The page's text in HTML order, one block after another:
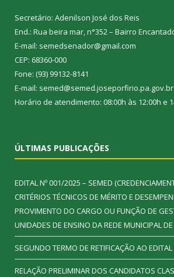
Secretário: Adenilson José dos Reis
End.: Rua beira mar, n°352 – Bairro
E-mail: semedsenador@gmail.com
CEP: 68360-000
Fone: (93) 99132-8141
E-mail: semed@semed.joseporfirio.pa.gov.br
Horário de atendimento: 08:00h às 12:00h e
ÚLTIMAS PUBLICAÇÕES
EDITAL Nº 001/2025 – SEMED
CRITÉRIOS TÉCNICOS DE MÉRITO E
PROVIMENTO DO CARGO OU FUNÇÃO DE
UNIDADES DE ENSINO DA REDE MUNICIPAL
SEGUNDO TERMO DE RETIFICAÇÃO AO
RELAÇÃO PRELIMINAR DOS CANDIDATOS